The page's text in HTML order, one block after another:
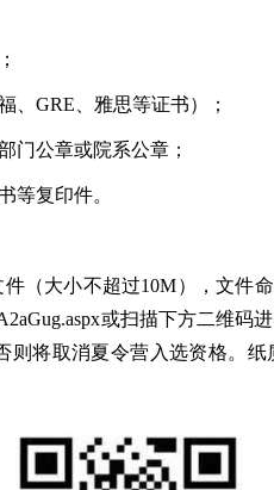
、GRE、雅思等证书）；
门公章或院系公章；
等复印件。
（大小不超过10M），文件
或扫描下方二维
将取消夏令营入选资格。